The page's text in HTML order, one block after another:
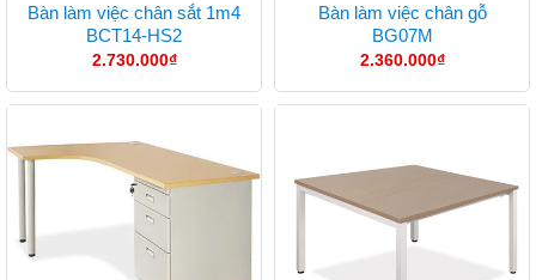
Bàn làm việc chân sắt 1m4
BCT14-HS2
2.730.000₫
Bàn làm việc chân gỗ
BG07M
2.360.000₫